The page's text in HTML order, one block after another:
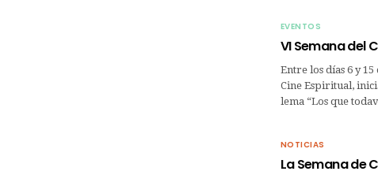
EVENTOS
VI Semana del
Entre los días 6 y
Cine Espiritual,
lema “Los que
NOTICIAS
La Semana de